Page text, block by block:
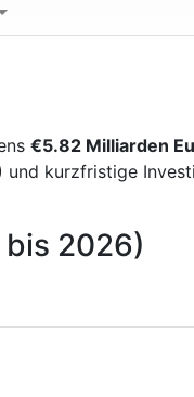
€5.82 Milliarden
und kurzfristige
2026)